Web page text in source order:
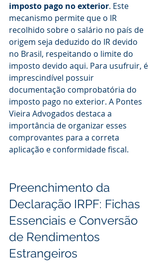
imposto pago no exterior. Este
mecanismo permite que o IR
recolhido sobre o salário no país de
origem seja deduzido do IR devido
no Brasil, respeitando o limite do
imposto devido aqui. Para usufruir, é
imprescindível possuir
documentação comprobatória do
imposto pago no exterior. A Pontes
Vieira Advogados destaca a
importância de organizar esses
comprovantes para a correta
aplicação e conformidade fiscal.
Preenchimento da
Declaração IRPF: Fichas
Essenciais e Conversão
de Rendimentos
Estrangeiros